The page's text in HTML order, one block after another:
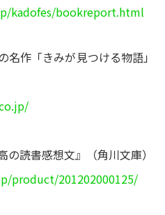
kadofes/bookreport.html
作「きみが見つける物語」
読書感想文』（角川文庫）
product/201202000125/